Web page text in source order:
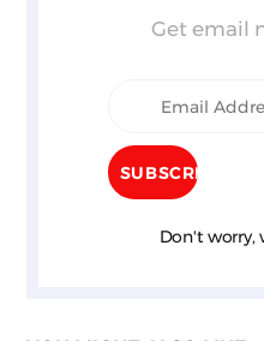
Get email
Don't worry,